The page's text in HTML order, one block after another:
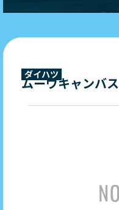
ダイハツ
ムーヴキャンバス